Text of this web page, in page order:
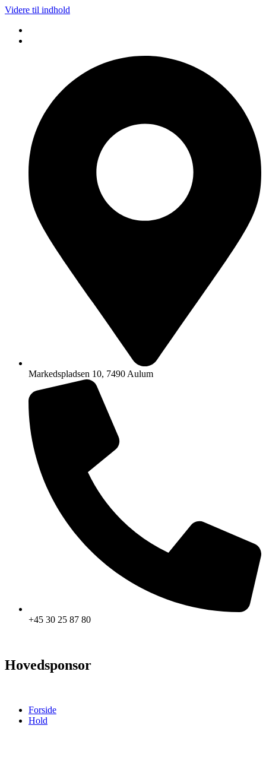
Videre til indhold
Markedspladsen 10, 7490 Aulum
+45 30 25 87 80
Hovedsponsor
Forside
Hold